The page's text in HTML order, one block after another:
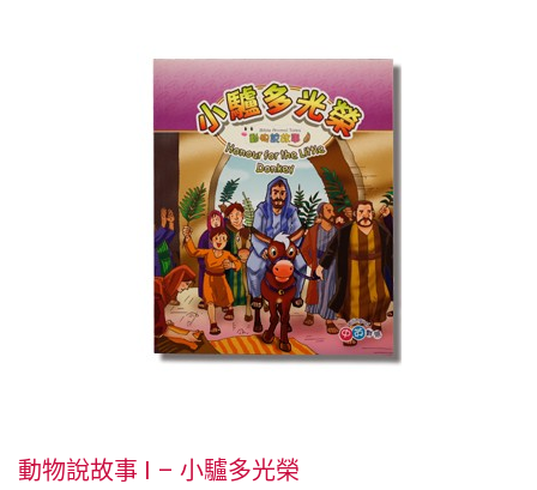
動物說故事 I – 小驢多光榮